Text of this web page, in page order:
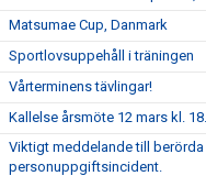
Matsumae Cup, Danmark
Sportlovsuppehåll i träningen
Vårterminens tävlingar!
Kallelse årsmöte 12 mars kl.
Viktigt meddelande till
personuppgiftsincident.